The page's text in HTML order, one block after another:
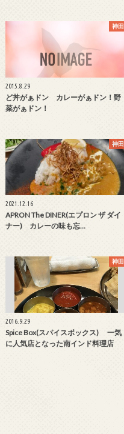
神田
2015.8.29
ど丼がぁドン カレーがぁドン！野
菜がぁドン！
神田
2021.12.16
APRON The DINER(エプロン ザ ダイ
ナー) カレーの味も忘…
神田
2016.9.29
Spice Box(スパイスボックス) 一気
に人気店となった南インド料理店